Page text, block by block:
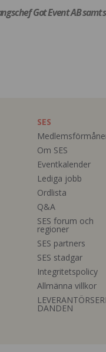
Got Event AB samt
SES
Om SES
Eventkalender
Lediga jobb
Ordlista
Q&A
SES forum och
regioner
SES partners
SES stadgar
Integritetspolicy
Allmänna villkor
DANDEN